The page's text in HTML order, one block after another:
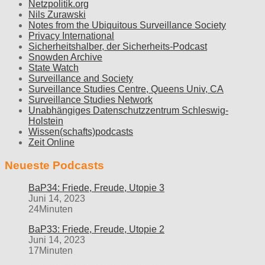
Netzpolitik.org
Nils Zurawski
Notes from the Ubiquitous Surveillance Society
Privacy International
Sicherheitshalber, der Sicherheits-Podcast
Snowden Archive
State Watch
Surveillance and Society
Surveillance Studies Centre, Queens Univ, CA
Surveillance Studies Network
Unabhängiges Datenschutzzentrum Schleswig-
Holstein
Wissen(schafts)podcasts
Zeit Online
Neueste Podcasts
BaP34: Friede, Freude, Utopie 3
Juni 14, 2023
24Minuten
BaP33: Friede, Freude, Utopie 2
Juni 14, 2023
17Minuten